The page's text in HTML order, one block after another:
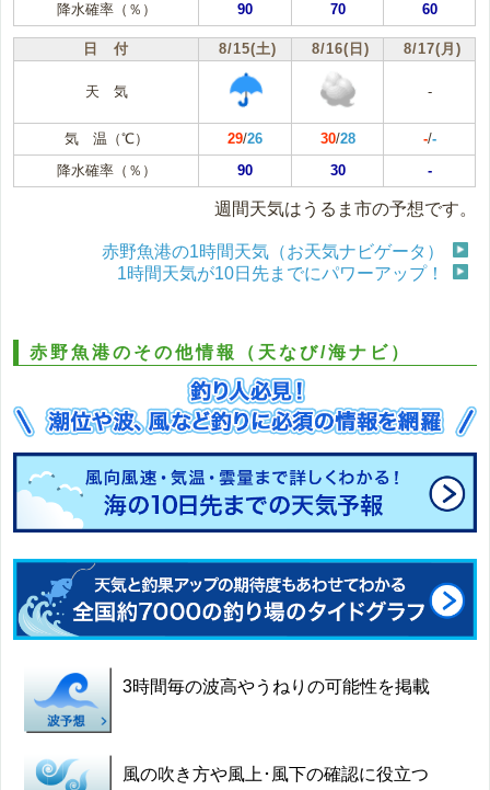
降水確率（％）
90 70 60
日 付 8/15(土) 8/16(日) 8/17(月)
天 気 -
気 温（℃） 29/26 30/28 -/-
降水確率（％）
90 30 -
週間天気はうるま市の予想です。
赤野魚港の1時間天気（お天気ナビゲータ）
1時間天気が10日先までにパワーアップ！
赤野魚港のその他情報（天なび/海ナビ）
3時間毎の波高やうねりの可能性を掲載
風の吹き方や風上･風下の確認に役立つ